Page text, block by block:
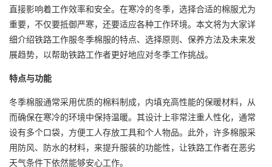
直接影响着工作效率和安全。在寒冷的冬季，选择合适的棉服尤为
重要，不仅要抵御严寒，还要适应各种工作环境。本文将为大家详
细介绍铁路工作服冬季棉服的特点、选择原则、保养方法及未来发
展趋势，以帮助铁路工作者更好地应对冬季工作挑战。
特点与功能
冬季棉服通常采用优质的棉料制成，内填充高性能的保暖材料，从
而确保在寒冷的环境中保持温暖。其设计上非常注重人性化，通常
设有多个口袋，方便工人存放工具和个人物品。此外，许多棉服采
用防风、防水的材料，来提升服装的功能性，让铁路工作者在恶劣
天气条件下依然能够安心工作。